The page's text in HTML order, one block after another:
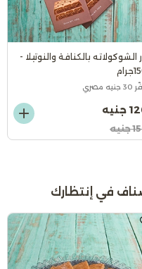
الشوكولاته بالكنافة والنوتيلا -
مصري
جنيه
في إنتظارك